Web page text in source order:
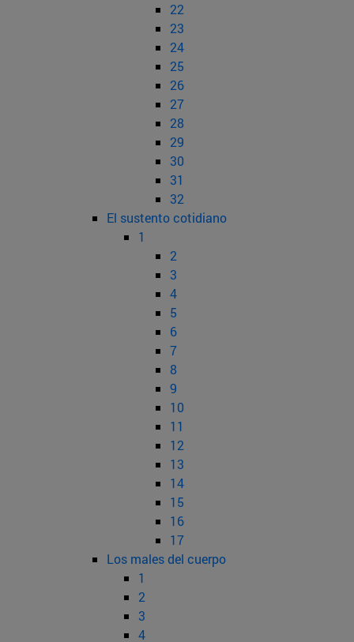
22
23
24
25
26
27
28
29
30
31
32
El sustento cotidiano
1
2
3
4
5
6
7
8
9
10
11
12
13
14
15
16
17
Los males del cuerpo
1
2
3
4